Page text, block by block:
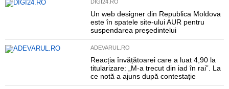
DIGI24.RO
Un web designer din Republica Moldova
este în spatele site-ului AUR pentru
suspendarea președintelui
ADEVARUL.RO
Reacția învățătoarei care a luat 4,90 la
titularizare: „M-a trecut din iad în rai”. La
ce notă a ajuns după contestație